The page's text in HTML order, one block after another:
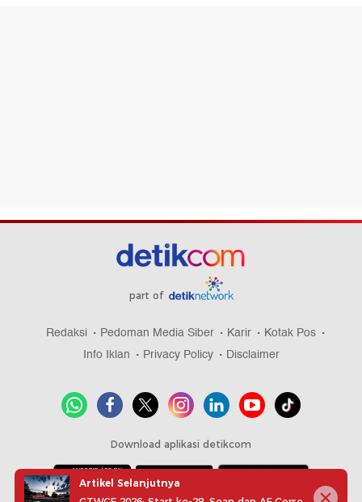
part of
Redaksi Pedoman Media Siber Karir
Kotak Pos
Info Iklan
Privacy Policy Disclaimer
Download aplikasi detikcom
Artikel Selanjutnya